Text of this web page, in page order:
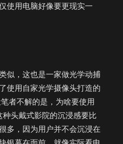
使用电脑好像要更现实一
似，这也是一家做光学动捕
使用自家光学摄像头打造的
者不解的是，为啥要使用
种头戴式影院的沉浸感要比
多，因为用户并不会沉浸在